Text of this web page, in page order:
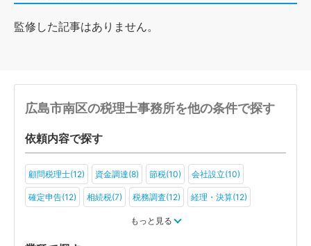
監修した記事はありません。
広島市南区の税理士事務所を他の条件で探す
依頼内容で探す
顧問税理士(12) 資金調達(8) 節税(10) 会社設立(10)
確定申告(12) 相続税(7) 税務調査(12) 経理・決算(12)
もっと見る